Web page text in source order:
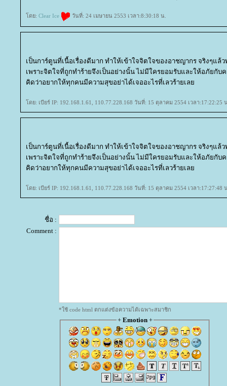
ดย: Clear Ice วันที่: 24 เมษายน 2553 เวลา:8:30:18 น.
เป็นการ์ตูนที่เนื้อเรื่องดีมาก ทำให้เข้าใจจิตใจของอาชญากร จริงๆแล้
เพราะจิตใจที่ถูกทำร้ายจึงเป็นอย่างนั้น ไม่มีใครยอมรับและให้อภัยกับ
คิดว่าอยากให้ทุกคนมีความสุขอย่าได้เจออะไรที่เลวร้ายเล
ดย: เบียร์ IP: 192.168.1.61, 110.77.228.168 วันที่: 15 ตุลาคม 2554 เวลา:17:22:25
เป็นการ์ตูนที่เนื้อเรื่องดีมาก ทำให้เข้าใจจิตใจของอาชญากร จริงๆแล้
เพราะจิตใจที่ถูกทำร้ายจึงเป็นอย่างนั้น ไม่มีใครยอมรับและให้อภัยกับ
คิดว่าอยากให้ทุกคนมีความสุขอย่าได้เจออะไรที่เลวร้ายเล
ดย: เบียร์ IP: 192.168.1.61, 110.77.228.168 วันที่: 15 ตุลาคม 2554 เวลา:17:27:48
ชื่อ :
Comment :
*ใช้ code html ตกแต่งข้อความได้เฉพาะสมาชิก
+ Emotion+